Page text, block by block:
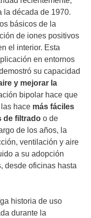
la década de 1970.
básicos de la
de iones positivos
el interior. Esta
en entornos
su capacidad
y mejorar la
bipolar hace que
hace más fáciles
de filtrado o de
de los años, la
ventilación y aire
a su adopción
desde oficinas hasta
historia de uso
durante la